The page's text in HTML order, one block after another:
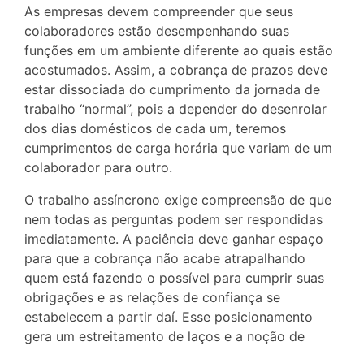
As empresas devem compreender que seus
colaboradores estão desempenhando suas
funções em um ambiente diferente ao quais estão
acostumados. Assim, a cobrança de prazos deve
estar dissociada do cumprimento da jornada de
trabalho “normal”, pois a depender do desenrolar
dos dias domésticos de cada um, teremos
cumprimentos de carga horária que variam de um
colaborador para outro.
O trabalho assíncrono exige compreensão de que
nem todas as perguntas podem ser respondidas
imediatamente. A paciência deve ganhar espaço
para que a cobrança não acabe atrapalhando
quem está fazendo o possível para cumprir suas
obrigações e as relações de confiança se
estabelecem a partir daí. Esse posicionamento
gera um estreitamento de laços e a noção de